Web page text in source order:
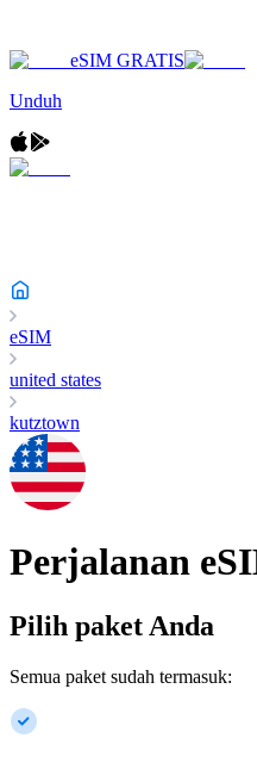
eSIM GRATIS
Unduh
eSIM
united states
kutztown
Perjalanan
Pilih paket Anda
Semua paket sudah termasuk: